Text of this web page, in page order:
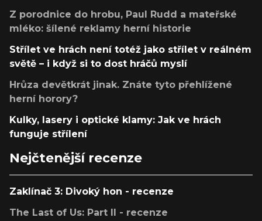
Z porodnice do hrobu, Paul Rudd a mateřské
mléko: šílené reklamy herní historie
Střílet ve hrách není totéž jako střílet v reálném
světě – i když si to dost hráčů myslí
Hrůza devětkrát jinak. Znáte tyto přehlížené
herní horory?
Kulky, lasery i optické klamy: Jak ve hrách
funguje střílení
Nejčtenější recenze
Zaklínač 3: Divoký hon - recenze
The Last of Us: Part II - recenze